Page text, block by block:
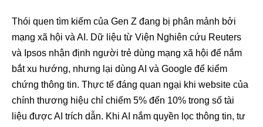
Thói quen tìm kiếm của Gen Z đang bị phân mảnh bởi
mạng xã hội và AI. Dữ liệu từ Viện Nghiên cứu Reuters
và Ipsos nhận định người trẻ dùng mạng xã hội để nắm
bắt xu hướng, nhưng lại dùng AI và Google để kiểm
chứng thông tin. Thực tế đáng quan ngại khi website của
chính thương hiệu chỉ chiếm 5% đến 10% trong số tài
liệu được AI trích dẫn. Khi AI nắm quyền lọc thông tin, tư